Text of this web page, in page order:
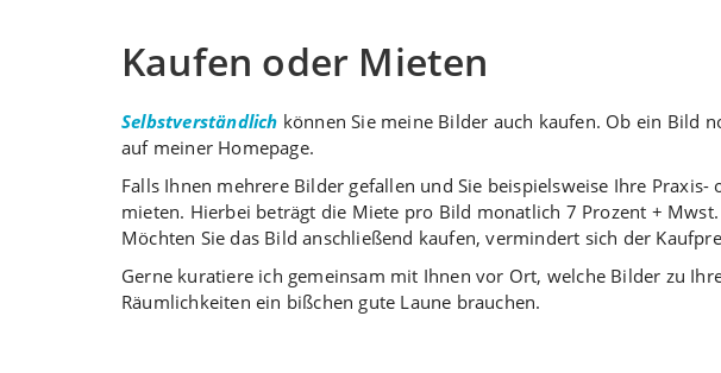
Kaufen oder Mieten
Selbstverständlich können Sie meine Bilder auch kaufen. Ob ein Bild
auf meiner Homepage.
Falls Ihnen mehrere Bilder gefallen und Sie beispielsweise Ihre
mieten. Hierbei beträgt die Miete pro Bild monatlich 7 Prozent +
Möchten Sie das Bild anschließend kaufen, vermindert sich der
Gerne kuratiere ich gemeinsam mit Ihnen vor Ort, welche Bilder zu
Räumlichkeiten ein bißchen gute Laune brauchen.